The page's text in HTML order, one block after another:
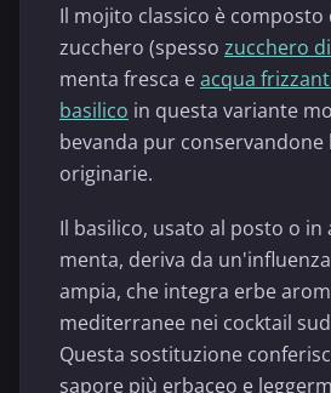
Il mojito classico è composto
zucchero (spesso zucchero
menta fresca eacqua
basilico in questa variante
bevanda pur conservandone
originarie.
Il basilico, usato al posto o in
menta, deriva da
ampia, che integra erbe
mediterranee nei cocktail
Questa sostituzione
sapore più erbaceo e